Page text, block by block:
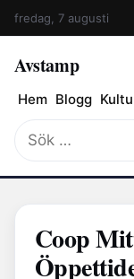
fredag, 7 augusti
Avstamp
Hem Blogg
Sök
efter:
Coop